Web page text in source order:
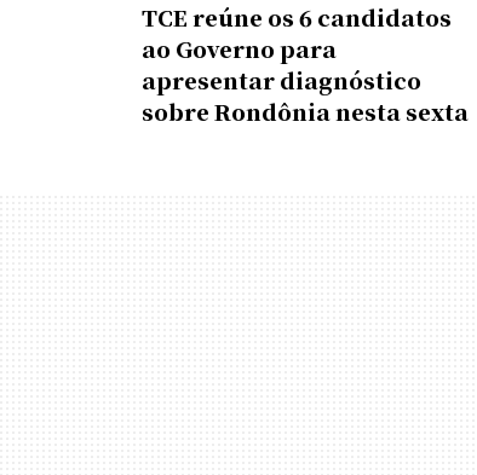
TCE reúne os 6 candidatos
ao Governo para
apresentar diagnóstico
sobre Rondônia nesta sexta